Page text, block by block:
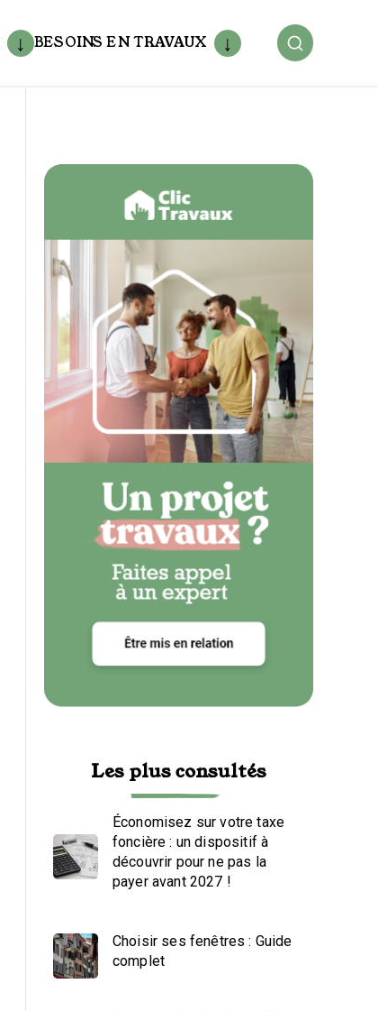
BESOINS EN TRAVAUX
Les plus consultés
Économisez sur votre taxe
foncière : un dispositif à
découvrir pour ne pas la
payer avant 2027 !
Choisir ses fenêtres : Guide
complet